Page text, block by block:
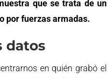
que se trata de un
por fuerzas armadas.
datos
en quién grabó el